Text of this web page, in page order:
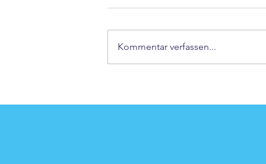
Urlaub - Teil 3
Kommentar verfassen...